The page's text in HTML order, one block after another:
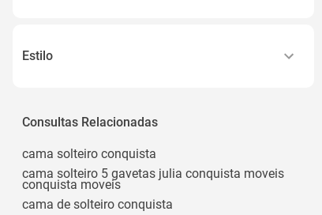
Cacau
Ver todos
Estilo
Consultas Relacionadas
cama solteiro conquista
cama solteiro 5 gavetas julia conquista moveis
conquista moveis
cama de solteiro conquista